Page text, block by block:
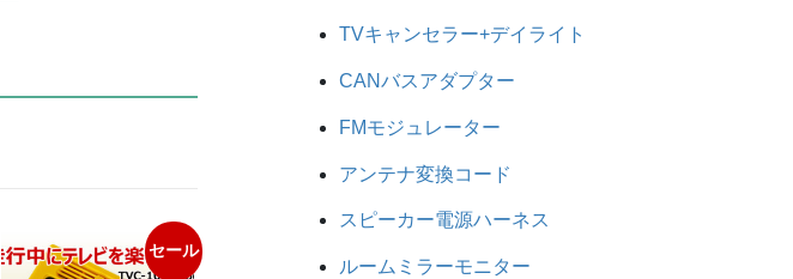
セール
TVキャンセラー+デイライト
CANバスアダプター
FMモジュレーター
アンテナ変換コード
スピーカー電源ハーネス
ルームミラーモニター